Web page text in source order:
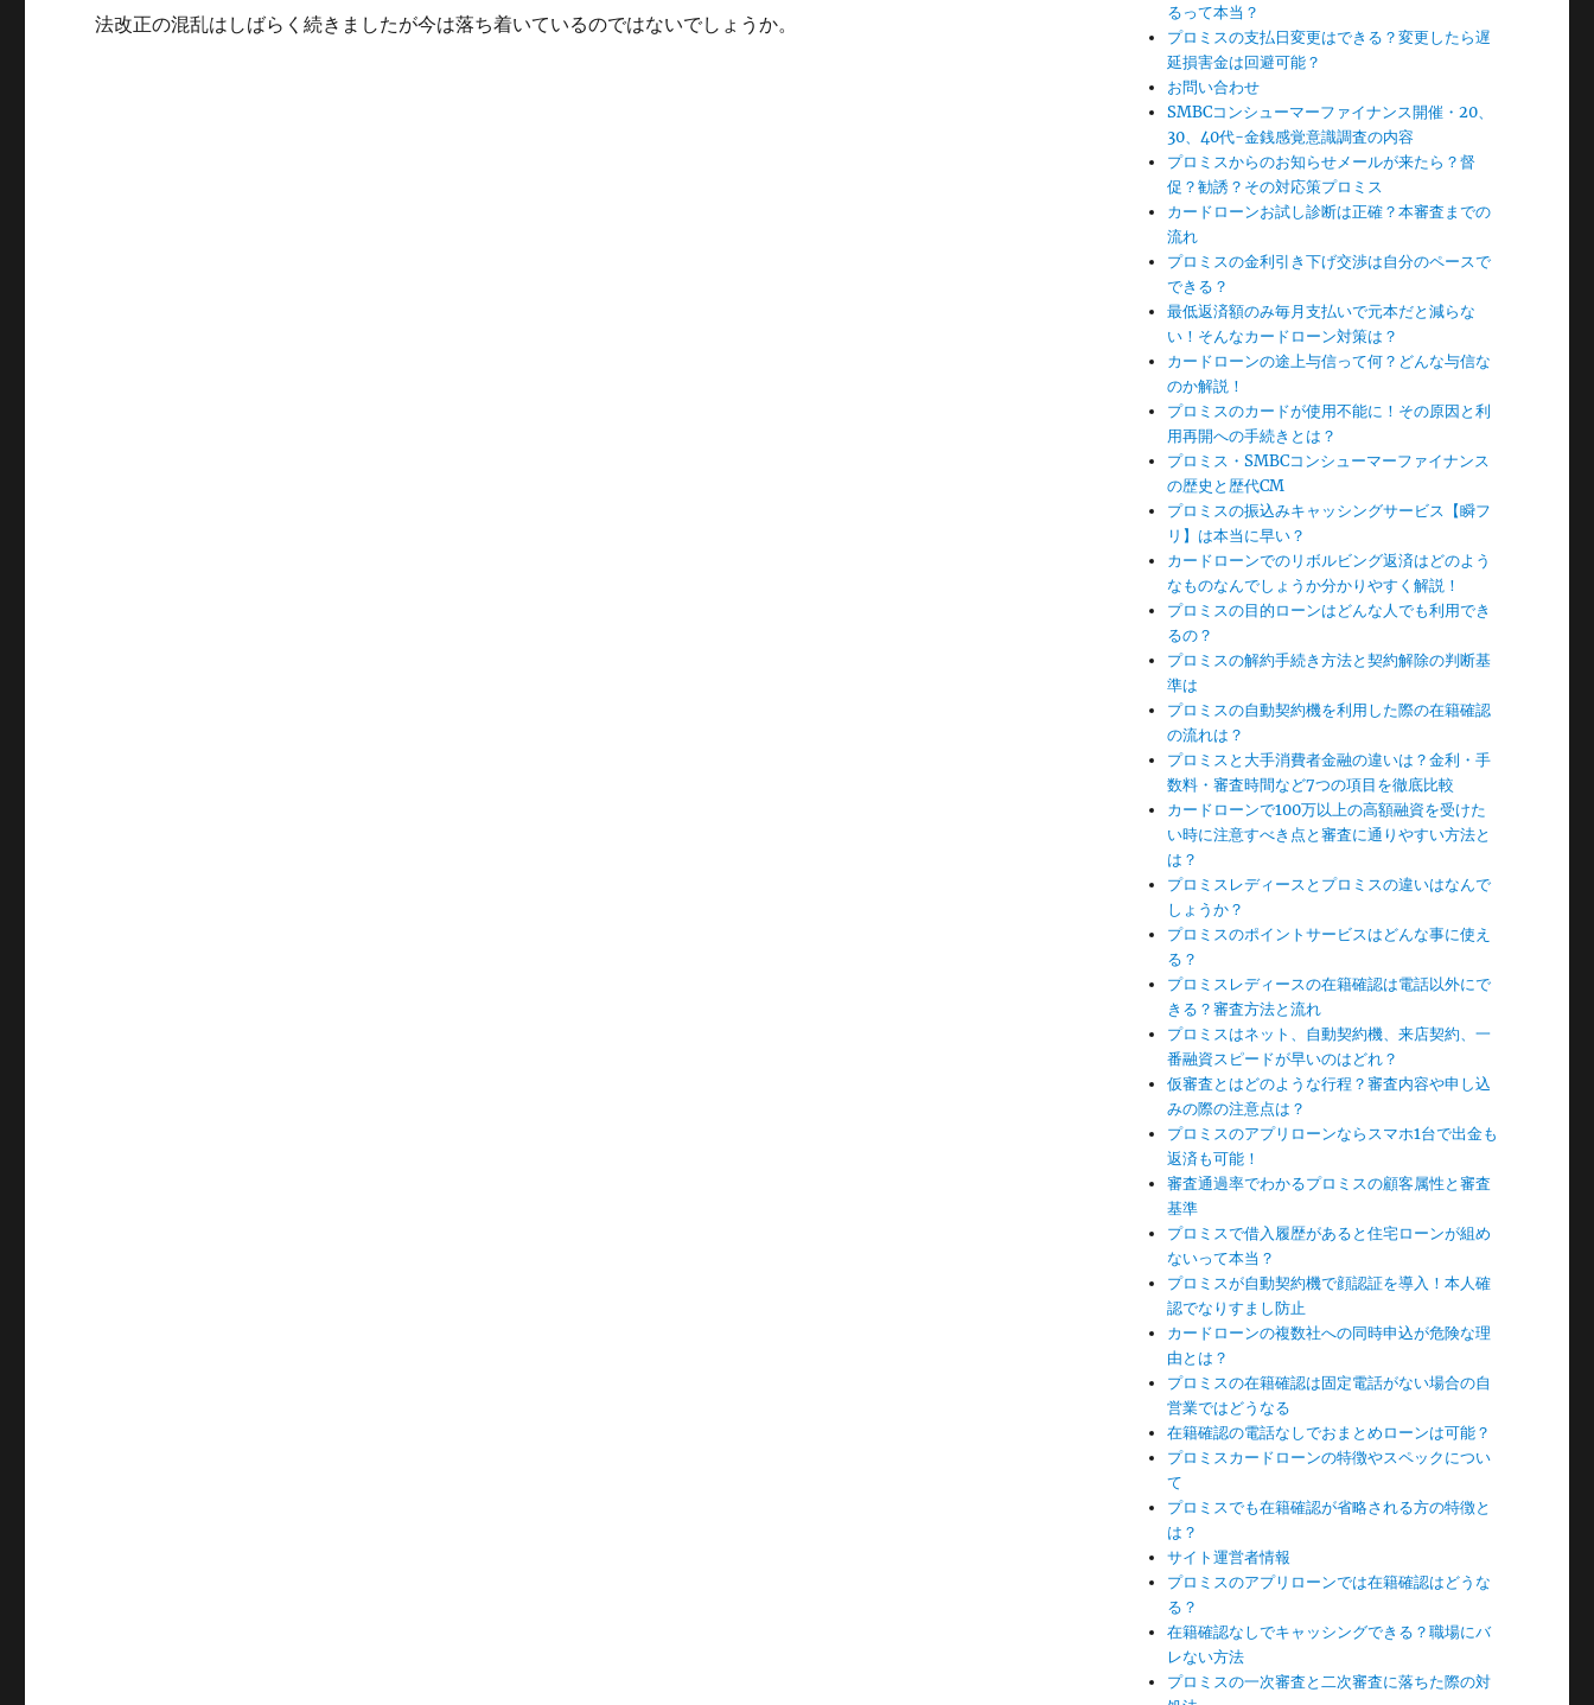
法改正の混乱はしばらく続きましたが今は落ち着いているのではないでしょうか。
るって本当？
プロミスの支払日変更はできる？変更したら遅
延損害金は回避可能？
お問い合わせ
SMBCコンシューマーファイナンス開催・20、
30、40代-金銭感覚意識調査の内容
プロミスからのお知らせメールが来たら？督
促？勧誘？その対応策プロミス
カードローンお試し診断は正確？本審査までの
流れ
プロミスの金利引き下げ交渉は自分のペースで
できる？
最低返済額のみ毎月支払いで元本だと減らな
い！そんなカードローン対策は？
カードローンの途上与信って何？どんな与信な
のか解説！
プロミスのカードが使用不能に！その原因と利
用再開への手続きとは？
プロミス・SMBCコンシューマーファイナンス
の歴史と歴代CM
プロミスの振込みキャッシングサービス【瞬フ
リ】は本当に早い？
カードローンでのリボルビング返済はどのよう
なものなんでしょうか分かりやすく解説！
プロミスの目的ローンはどんな人でも利用でき
るの？
プロミスの解約手続き方法と契約解除の判断基
準は
プロミスの自動契約機を利用した際の在籍確認
の流れは？
プロミスと大手消費者金融の違いは？金利・手
数料・審査時間など7つの項目を徹底比較
カードローンで100万以上の高額融資を受けた
い時に注意すべき点と審査に通りやすい方法と
は？
プロミスレディースとプロミスの違いはなんで
しょうか？
プロミスのポイントサービスはどんな事に使え
る？
プロミスレディースの在籍確認は電話以外にで
きる？審査方法と流れ
プロミスはネット、自動契約機、来店契約、一
番融資スピードが早いのはどれ？
仮審査とはどのような行程？審査内容や申し込
みの際の注意点は？
プロミスのアプリローンならスマホ1台で出金も
返済も可能！
審査通過率でわかるプロミスの顧客属性と審査
基準
プロミスで借入履歴があると住宅ローンが組め
ないって本当？
プロミスが自動契約機で顔認証を導入！本人確
認でなりすまし防止
カードローンの複数社への同時申込が危険な理
由とは？
プロミスの在籍確認は固定電話がない場合の自
営業ではどうなる
在籍確認の電話なしでおまとめローンは可能？
プロミスカードローンの特徴やスペックについ
て
プロミスでも在籍確認が省略される方の特徴と
は？
サイト運営者情報
プロミスのアプリローンでは在籍確認はどうな
る？
在籍確認なしでキャッシングできる？職場にバ
レない方法
プロミスの一次審査と二次審査に落ちた際の対